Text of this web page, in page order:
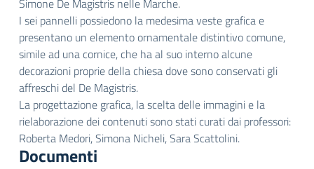
Simone De Magistris nelle Marche.
I sei pannelli possiedono la medesima veste grafica e
presentano un elemento ornamentale distintivo comune,
simile ad una cornice, che ha al suo interno alcune
decorazioni proprie della chiesa dove sono conservati gli
affreschi del De Magistris.
La progettazione grafica, la scelta delle immagini e la
rielaborazione dei contenuti sono stati curati dai professori:
Roberta Medori, Simona Nicheli, Sara Scattolini.
Documenti